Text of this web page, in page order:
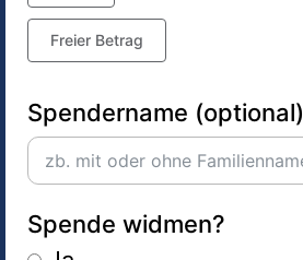
Freier Betrag
Spendername (optional)
Spende widmen?